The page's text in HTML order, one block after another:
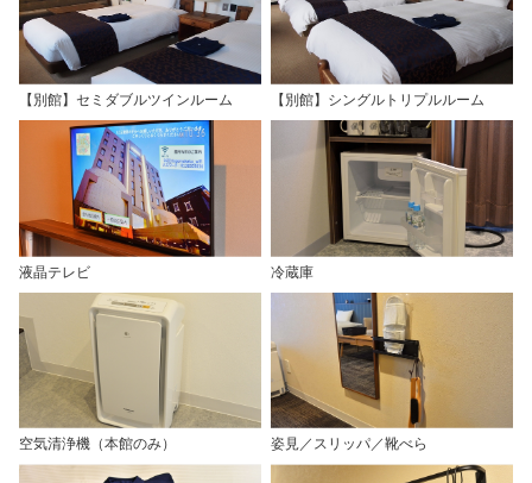
【別館】セミダブルツインルーム 【別館】シングルトリプルルーム
液晶テレビ 冷蔵庫
空気清浄機（本館のみ） 姿見／スリッパ／靴べら